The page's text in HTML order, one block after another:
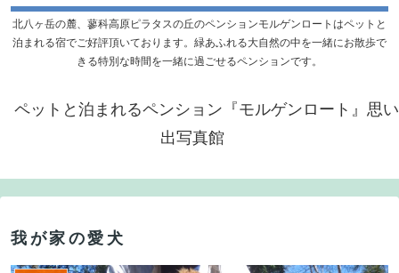
北八ヶ岳の麓、蓼科高原ピラタスの丘のペンションモルゲンロートはペットと
泊まれる宿でご好評頂いております。緑あふれる大自然の中を一緒にお散歩で
きる特別な時間を一緒に過ごせるペンションです。
ペットと泊まれるペンション『モルゲンロート』思い
出写真館
我が家の愛犬